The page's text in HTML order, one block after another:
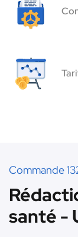
Commande
santé -